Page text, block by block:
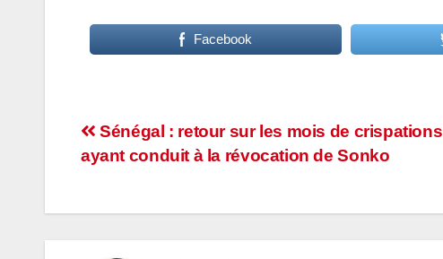
Facebook
Navigation
de
l’article
Sénégal : retour sur les mois de crispations
ayant conduit à la révocation de Sonko